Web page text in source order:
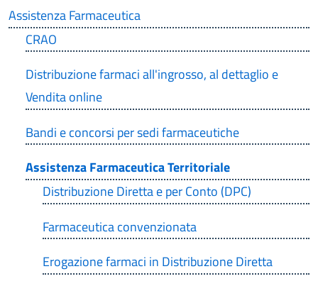
Assistenza Farmaceutica
CRAO
Distribuzione farmaci all'ingrosso, al dettaglio e
Vendita online
Bandi e concorsi per sedi farmaceutiche
Assistenza Farmaceutica Territoriale
Distribuzione Diretta e per Conto (DPC)
Farmaceutica convenzionata
Erogazione farmaci in Distribuzione Diretta